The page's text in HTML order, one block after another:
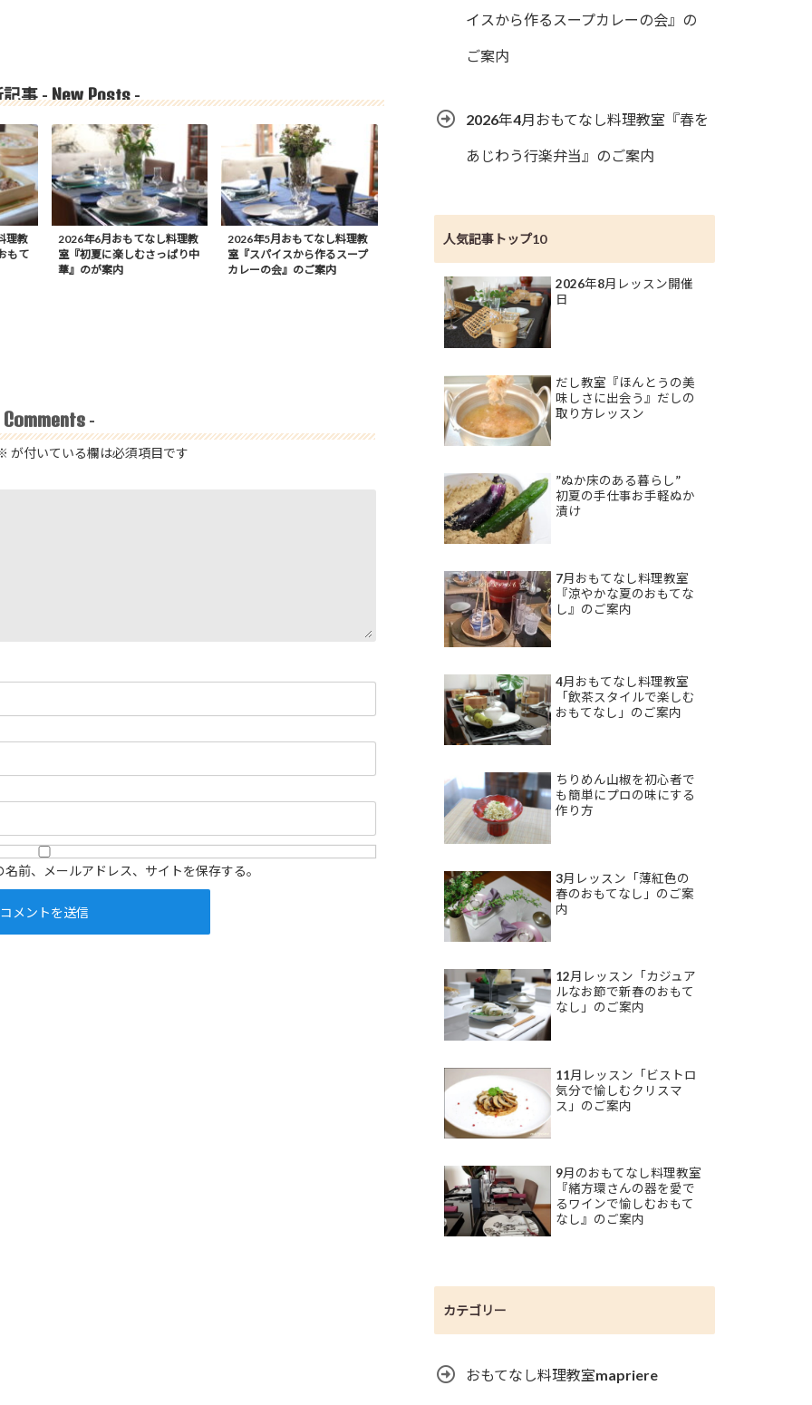
事 -New Posts-
理教
もて
2026年6月おもてなし料理教
室『初夏に楽しむさっぱり中
華』のが案内
2026年5月おもてなし料理教
室『スパイスから作るスープ
カレーの会』のご案内
Comments -
が付いている欄は必須項目です
前、メールアドレス、サイトを保存する。
イスから作るスープカレーの会』の
ご案内
2026年4月おもてなし料理教室『春を
あじわう行楽弁当』のご案内
人気記事トップ10
2026年8月レッスン開催
日
だし教室『ほんとうの美
味しさに出会う』だしの
取り方レッスン
”ぬか床のある暮らし”
初夏の手仕事お手軽ぬか
漬け
7月おもてなし料理教室
『涼やかな夏のおもてな
し』のご案内
4月おもてなし料理教室
「飲茶スタイルで楽しむ
おもてなし」のご案内
ちりめん山椒を初心者で
も簡単にプロの味にする
作り方
3月レッスン「薄紅色の
春のおもてなし」のご案
内
12月レッスン「カジュア
ルなお節で新春のおもて
なし」のご案内
11月レッスン「ビストロ
気分で愉しむクリスマ
ス」のご案内
9月のおもてなし料理教室
『緒方環さんの器を愛で
るワインで愉しむおもて
なし』のご案内
カテゴリー
おもてなし料理教室mapriere